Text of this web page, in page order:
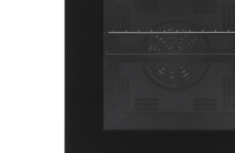
Смеситель PAULMARK SERPENTINE
Мойки PAULMARK VAST-PRO, BRIM-PRO